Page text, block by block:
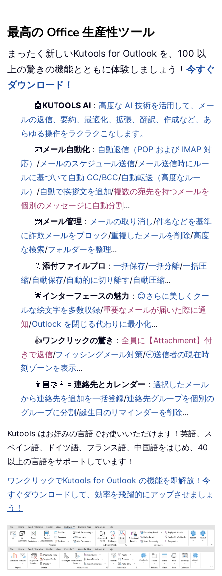
最高の Office 生産性ツール
まったく新しいKutools for Outlook を、100 以
上の驚きの機能とともに体験しましょう！ 今すぐ
ダウンロード！
🤖 KUTOOLS AI ：高度な AI 技術を活用して、メー
ルの返信、要約、最適化、拡張、翻訳、作成など、あ
らゆる操作をラクラクこなします。
📧 メール自動化： 自動返信（POP および IMAP 対
応） / メールのスケジュール送信/ メール送信時にルー
ルに基づいて自動 CC/BCC/自動転送（高度なルー
ル） /自動で挨拶文を追加/複数の宛先を持つメールを
個別のメッセージに自動分割...
📨メール管理 ： メールの取り消し/件名などを基準
に詐欺メールをブロック/重複したメールを削除/高度
な検索/フォルダーを整理...
📁添付ファイルプロ ：一括保存/一括分離/一括圧
縮/自動保存/自動的に切り離す/自動圧縮...
🌟インターフェースの魅力 ： 😊さらに美しくクー
ルな絵文字を多数収録/重要なメールが届いた際に通
知/Outlook を閉じる代わりに最小化...
👍ワンクリックの驚き ：全員に【Attachment】付
きで返信/フィッシングメール対策/🕘送信者の現在時
刻ゾーンを表示...
👩🏼‍🤝‍👩🏻連絡先とカレンダー ：選択したメール
から連絡先を追加を一括登録/連絡先グループを個別の
グループに分割/誕生日のリマインダーを削除...
Kutools はお好みの言語でお使いいただけます！英語、ス
ペイン語、ドイツ語、フランス語、中国語をはじめ、40
以上の言語をサポートしています！
ワンクリックでKutools for Outlook の機能を即解放！今
すぐダウンロードして、効率を飛躍的にアップさせましょ
う！